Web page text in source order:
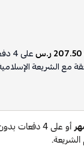
207.50 ر.س على4
مع الشريعة